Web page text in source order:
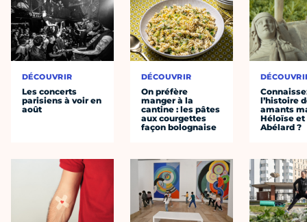
DÉCOUVRIR
Les concerts
parisiens à voir en
août
DÉCOUVRIR
On préfère
manger à la
cantine : les pâtes
aux courgettes
façon bolognaise
l’histoire
amants
Héloïse et
Abélard ?